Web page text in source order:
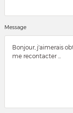
Message